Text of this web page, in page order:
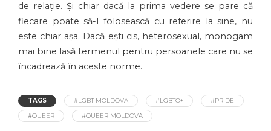
de relație. Și chiar dacă la prima vedere se pare că
fiecare poate să-l folosească cu referire la sine, nu
este chiar așa. Dacă ești cis, heterosexual, monogam
mai bine lasă termenul pentru persoanele care nu se
încadrează în aceste norme.
TAGS #LGBT MOLDOVA #LGBTQ+
#PRIDE
#QUEER
#QUEER MOLDOVA